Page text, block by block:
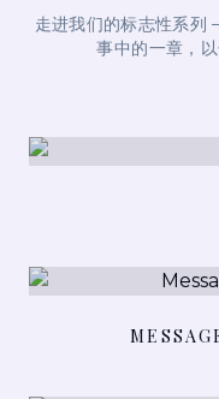
走进我们的标志性系
事中的一章，